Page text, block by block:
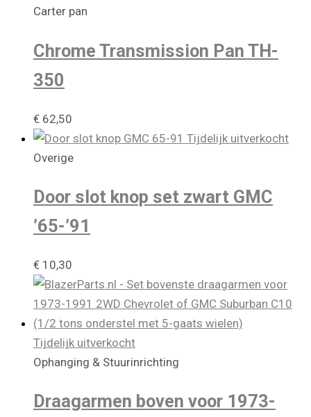
Carter pan
Chrome Transmission Pan TH-
350
€ 62,50
Tijdelijk uitverkocht
Overige
Door slot knop set zwart GMC
’65-’91
€ 10,30
Tijdelijk uitverkocht
Ophanging & Stuurinrichting
Draagarmen boven voor 1973-